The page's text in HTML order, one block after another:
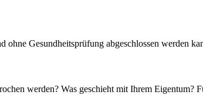
ohne Gesundheitsprüfung abgeschlossen werden
werden? Was geschieht mit Ihrem Eigentum?